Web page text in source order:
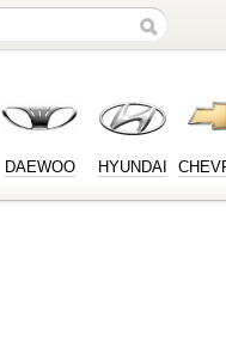
DAEWOO HYUNDAI